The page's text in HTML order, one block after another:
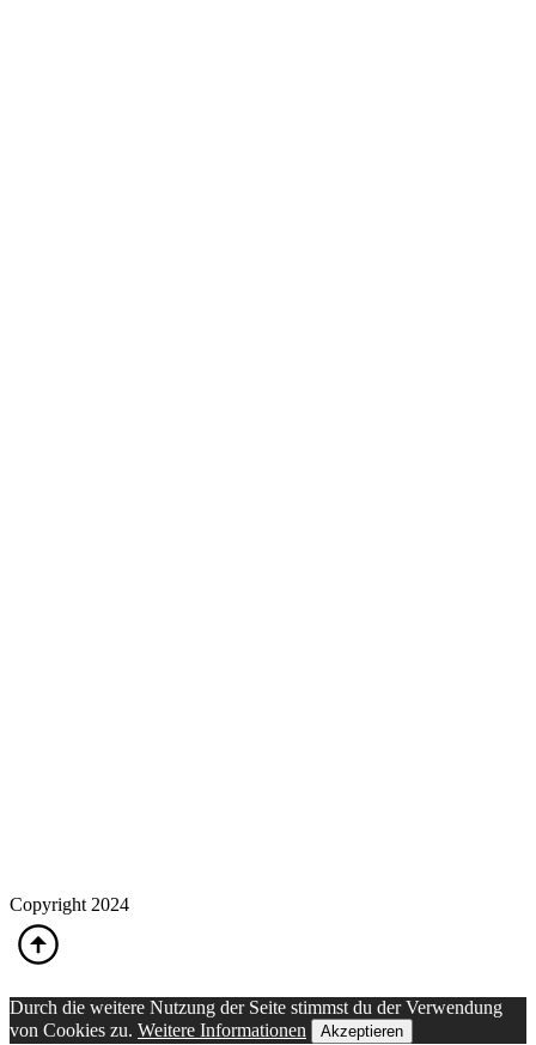
Copyright 2024
Durch die weitere Nutzung der Seite stimmst du der Verwendung
von Cookies zu. Weitere Informationen Akzeptieren